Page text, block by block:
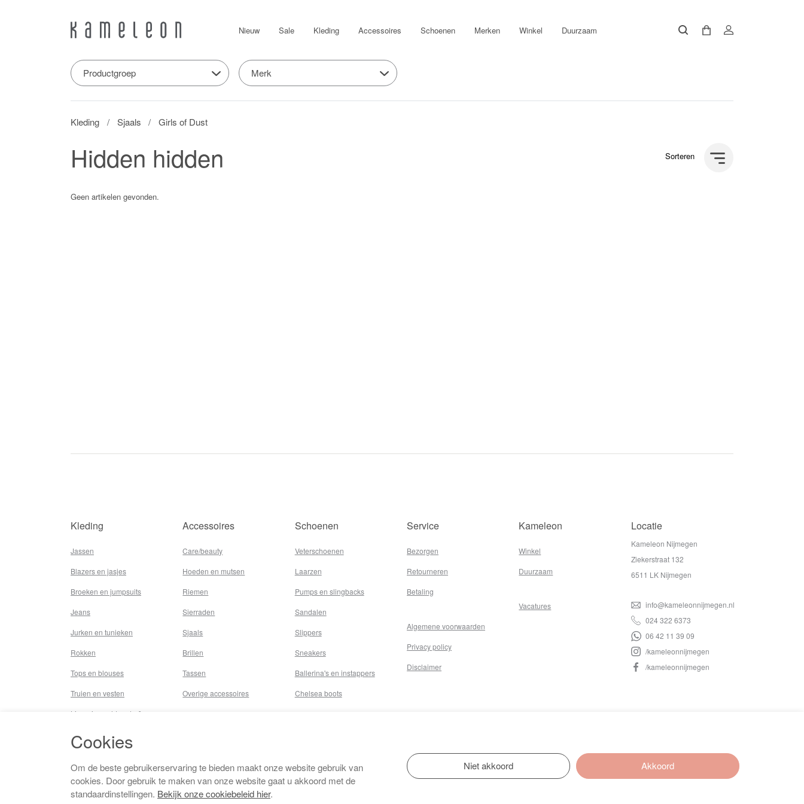
Nieuw Sale Kleding Accessoires Schoenen Merken Winkel Duurzaam
Productgroep Merk
Kleding Sjaals Girls of Dust
Hidden hidden Sorteren
Geen artikelen gevonden.
Kleding
Jassen
Blazers en jasjes
Broeken en jumpsuits
Jeans
Jurken en tunieken
Rokken
Tops en blouses
Truien en vesten
Lingerie,nachtmode &
Badkleding
Beenmode
Vermaakkosten
Accessoires
Care/beauty
Hoeden en mutsen
Riemen
Sierraden
Sjaals
Brillen
Tassen
Overige accessoires
Schoenen
Veterschoenen
Laarzen
Pumps en slingbacks
Sandalen
Slippers
Sneakers
Ballerina's en instappers
Chelsea boots
Service
Bezorgen
Retourneren
Betaling
Algemene voorwaarden
Privacy policy
Disclaimer
Kameleon
Winkel
Duurzaam
Vacatures
Locatie
Kameleon Nijmegen
Ziekerstraat 132
6511 LK Nijmegen
info@kameleonnijmegen.nl
024 322 6373
06 42 11 39 09
/kameleonnijmegen
/kameleonnijmegen
Cookies
Om de beste gebruikerservaring te bieden maakt onze website gebruik van
cookies. Door gebruik te maken van onze website gaat u akkoord met de
standaardinstellingen. Bekijk onze cookiebeleid hier.